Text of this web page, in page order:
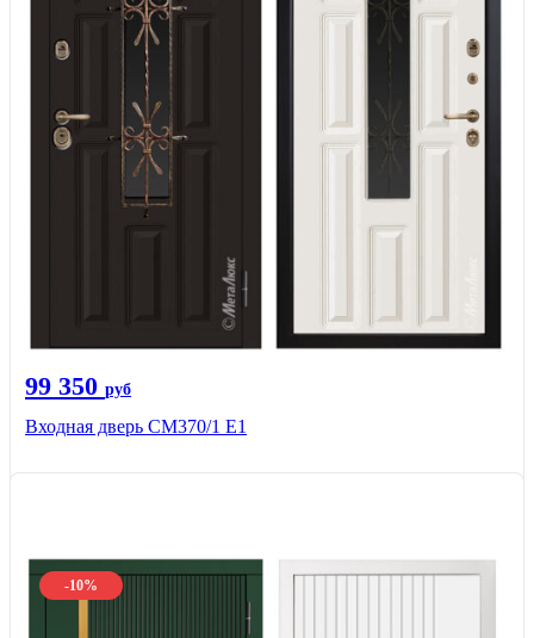
99 350 руб
Входная дверь СМ370/1 Е1
-10%